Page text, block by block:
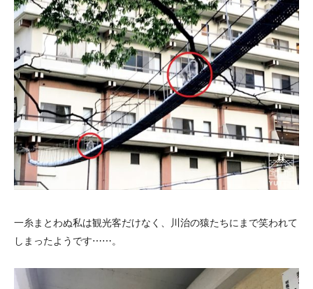
一糸まとわぬ私は観光客だけなく、川治の猿たちにまで笑われて
しまったようです⋯⋯。